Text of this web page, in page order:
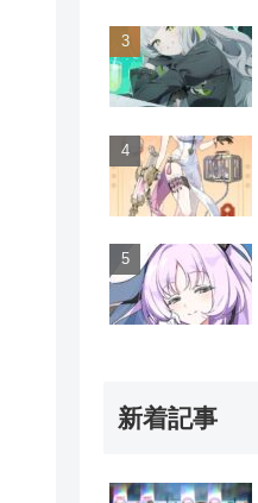
新着記事